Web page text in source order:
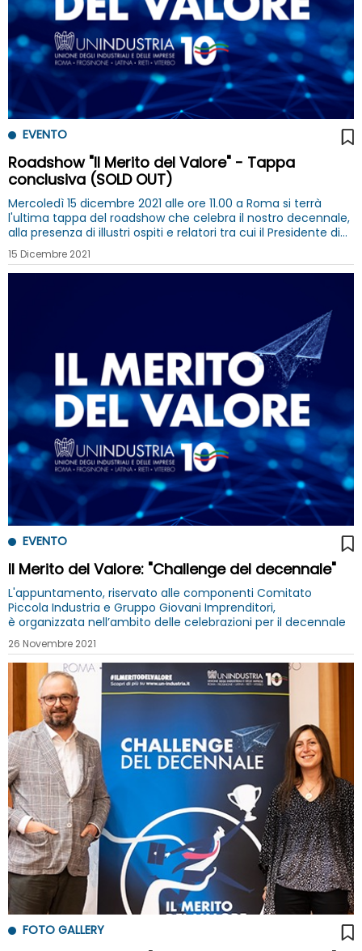
EVENTO
Roadshow "Il Merito del Valore" - Tappa
conclusiva (SOLD OUT)
Mercoledì 15 dicembre 2021 alle ore 11.00 a Roma si terrà
l'ultima tappa del roadshow che celebra il nostro decennale,
alla presenza di illustri ospiti e relatori tra cui il Presidente di
Confindustria Carlo Bonomi (posti in sala esauriti)
15 Dicembre 2021
EVENTO
Il Merito del Valore: "Challenge del decennale"
L'appuntamento, riservato alle componenti Comitato
Piccola Industria e Gruppo Giovani Imprenditori,
è organizzata nell’ambito delle celebrazioni per il decennale
26 Novembre 2021
FOTO GALLERY